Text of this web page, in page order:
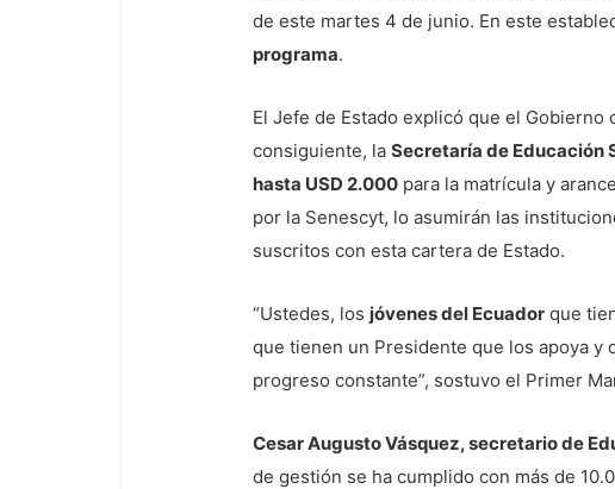
de este martes 4 de junio. En este
programa.
El Jefe de Estado explicó que el Gobierno
consiguiente, la Secretaría de Educación
hasta USD 2.000 para la matrícula y
por la Senescyt, lo asumirán las
suscritos con esta cartera de Estado.
“Ustedes, los jóvenes del Ecuador que
que tienen un Presidente que los apoya y
progreso constante”, sostuvo el Primer
Cesar Augusto Vásquez, secretario de
de gestión se ha cumplido con más de